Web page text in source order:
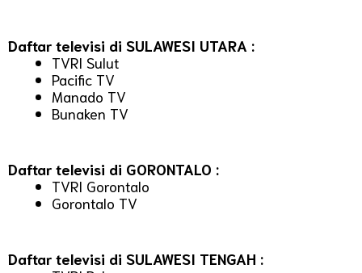
Daftar televisi di SULAWESI UTARA :
TVRI Sulut
Pacific TV
Manado TV
Bunaken TV
Daftar televisi di GORONTALO :
TVRI Gorontalo
Gorontalo TV
Daftar televisi di SULAWESI TENGAH :